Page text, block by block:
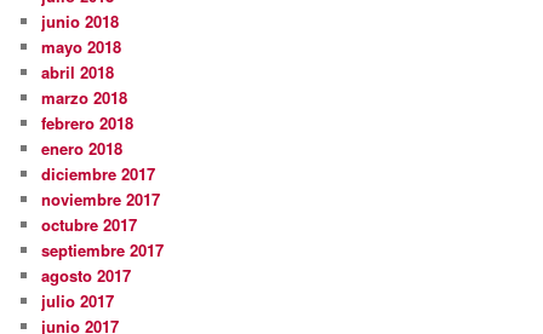
junio 2018
mayo 2018
abril 2018
marzo 2018
febrero 2018
enero 2018
diciembre 2017
noviembre 2017
octubre 2017
septiembre 2017
agosto 2017
julio 2017
junio 2017